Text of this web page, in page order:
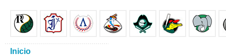
Inicio